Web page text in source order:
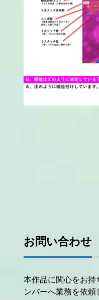
お問い合わせ
本作品に関心をお持
ンバーへ業務を依